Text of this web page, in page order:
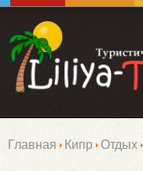
Главная Кипр Отдых